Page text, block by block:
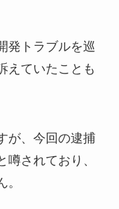
発トラブルを巡
えていたことも
が、今回の逮捕
されており、